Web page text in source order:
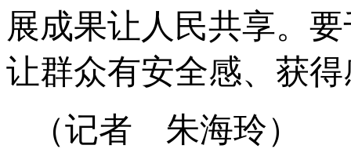
展成果让人民共享。
让群众有安全感、获
（记者 朱海玲）